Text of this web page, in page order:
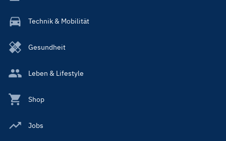
Technik & Mobilität
Gesundheit
Leben & Lifestyle
Shop
Jobs